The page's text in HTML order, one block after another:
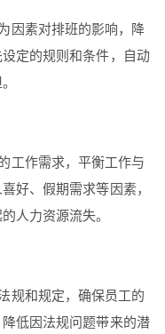
因素对排班的影响，降
定的规则和条件，自动
工作需求，平衡工作与
好、假期需求等因素，
人力资源流失。
规和规定，确保员工的
低因法规问题带来的潜